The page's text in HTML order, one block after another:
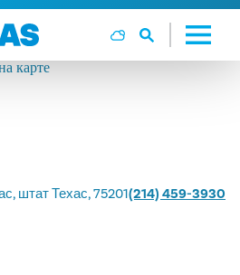
штат Техас, 75201(214) 459-3930